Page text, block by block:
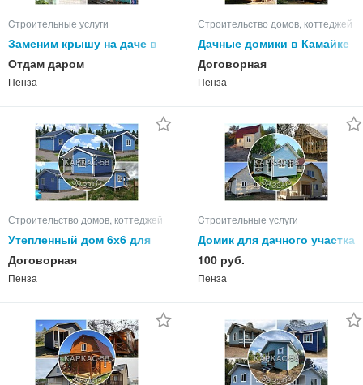
Cтроительные услуги
Заменим крышу на даче в
Пензе, замена кровли
крыш
Отдам даром
Пенза
Строительство домов, коттеджей
Дачные домики в Камайке
под ключ Каркас-58
Договорная
Пенза
Строительство домов, коттеджей
Утепленный дом 6х6 для
дачи в Пензе компании
Каркас-58
Договорная
Пенза
Cтроительные услуги
Домик для дачного участка
от компании Каркас-58
100 руб.
Пенза